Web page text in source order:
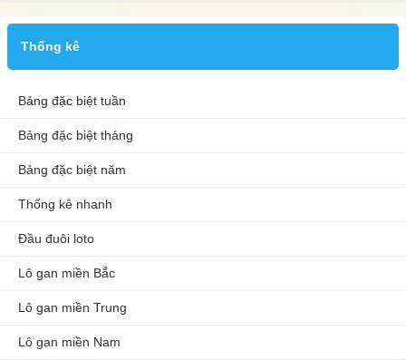
Thống kê
Bảng đặc biệt tuần
Bảng đặc biệt tháng
Bảng đặc biệt năm
Thống kê nhanh
Đầu đuôi loto
Lô gan miền Bắc
Lô gan miền Trung
Lô gan miền Nam